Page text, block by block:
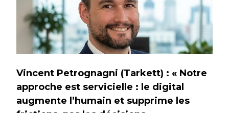
Vincent Petrognagni (Tarkett) : « Notre
approche est servicielle : le digital
augmente l’humain et supprime les